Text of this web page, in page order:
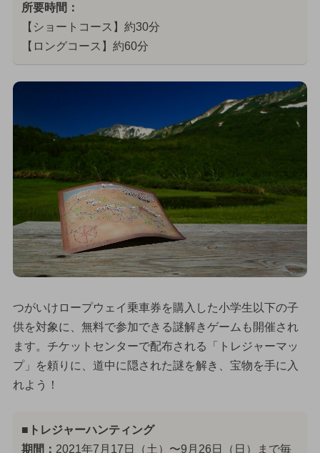
所要時間：
【ショートコース】約30分
【ロングコース】約60分
つがいけロープウェイ乗車券を購入した小学生以下の子
供を対象に、無料で参加できる謎解きゲームも開催され
ます。チケットセンターで配布される「トレジャーマッ
プ」を頼りに、道中に隠された謎を解き、宝物を手に入
れよう！
■トレジャーハンティング
期間： 2021年7月17日（土）〜9月26日（日）まで毎